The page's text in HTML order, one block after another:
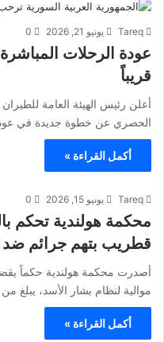
Tareq يونيو 21, 2026 0
عودة الرحلات
قريباً
أعلن رئيس الهيئة العامة
الحصري عن خطوة جديدة في
أكمل القراءة »
Tareq يونيو 15, 2026 0
قطريب بتهم جرائم ضد
أصدرت محكمة هولندية حكماً
موالية لنظام بشار الأسد، يبلغ من العمر 58
أكمل القراءة »